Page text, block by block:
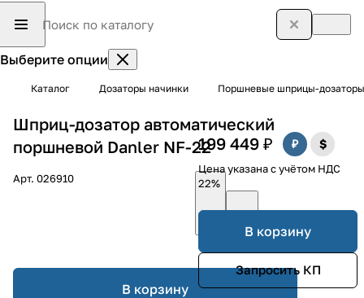
Выберите опции
Каталог Дозаторы начинки Поршневые шприцы-дозаторы
Шприц-дозатор автоматический
поршневой Danler NF-22
Арт. 026910
В корзину
199 449 ₽
Цена указана с учётом НДС
22%
В корзину
Запросить КП